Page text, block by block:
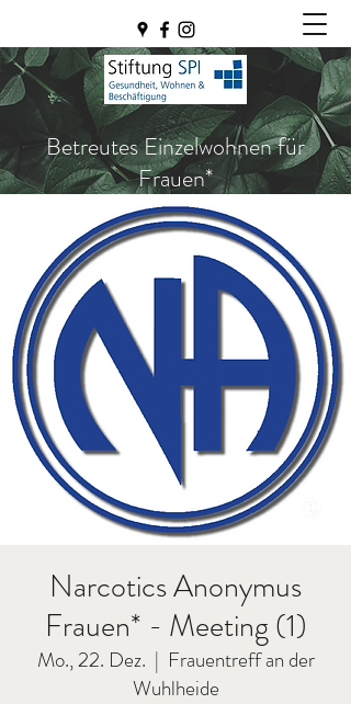
Betreutes Einzelwohnen für
Frauen*
Narcotics Anonymus
Frauen* - Meeting (1)
Mo., 22. Dez.
  |
Frauentreff an der
Wuhlheide